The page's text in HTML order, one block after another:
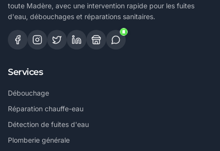
toute Madère, avec une intervention rapide pour les fuites
d'eau, débouchages et réparations sanitaires.
Services
Débouchage
Réparation chauffe-eau
Détection de fuites d'eau
Plomberie générale